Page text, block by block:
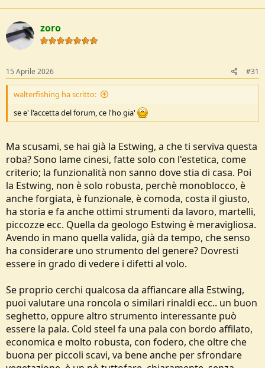
c
t
i
o
n
zoro
15 Aprile 2026 #31
walterfishing ha scritto:
se e' l'accetta del forum, ce l'ho gia'
Ma scusami, se hai già la Estwing, a che ti serviva questa
roba? Sono lame cinesi, fatte solo con l'estetica, come
criterio; la funzionalità non sanno dove stia di casa. Poi
la Estwing, non è solo robusta, perchè monoblocco, è
anche forgiata, è funzionale, è comoda, costa il giusto,
ha storia e fa anche ottimi strumenti da lavoro, martelli,
piccozze ecc. Quella da geologo Estwing è meravigliosa.
Avendo in mano quella valida, già da tempo, che senso
ha considerare uno strumento del genere? Dovresti
essere in grado di vedere i difetti al volo.
Se proprio cerchi qualcosa da affiancare alla Estwing,
puoi valutare una roncola o similari rinaldi ecc.. un buon
seghetto, oppure altro strumento interessante può
essere la pala. Cold steel fa una pala con bordo affilato,
economica e molto robusta, con fodero, che oltre che
buona per piccoli scavi, va bene anche per sfrondare